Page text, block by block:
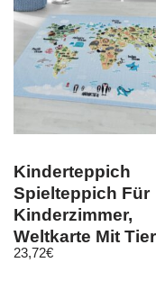
Kinderteppich
Spielteppich Für
Kinderzimmer,
Weltkarte Mit
Höhe 8 mm
23,72€